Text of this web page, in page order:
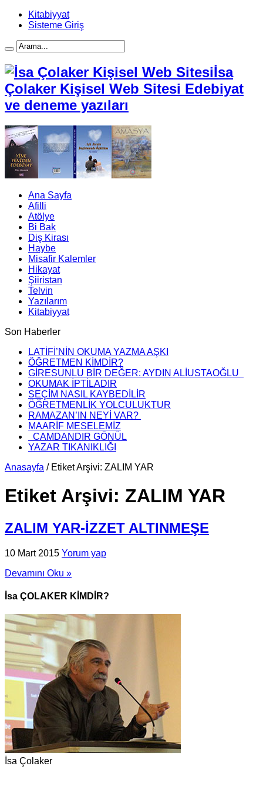
Kitabiyyat
Sisteme Giriş
İsa
Çolaker Kişisel Web Sitesi Edebiyat
ve deneme yazıları
Ana Sayfa
Afilli
Atölye
Bi Bak
Diş Kirası
Haybe
Misafir Kalemler
Hikayat
Şiiristan
Telvin
Yazılarım
Kitabiyyat
Son Haberler
LATİFİ’NİN OKUMA YAZMA AŞKI
ÖĞRETMEN KİMDİR?
GİRESUNLU BİR DEĞER: AYDIN ALİUSTAOĞLU
OKUMAK İPTİLADIR
SEÇİM NASIL KAYBEDİLİR
ÖĞRETMENLİK YOLCULUKTUR
RAMAZAN’IN NEYİ VAR?
MAARİF MESELEMİZ
CAMDANDIR GÖNÜL
YAZAR TIKANIKLIĞI
Anasayfa / Etiket Arşivi: ZALIM YAR
Etiket Arşivi: ZALIM YAR
ZALIM YAR-İZZET ALTINMEŞE
10 Mart 2015 Yorum yap
Devamını Oku »
İsa ÇOLAKER KİMDİR?
İsa Çolaker